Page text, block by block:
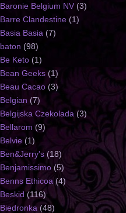
Baronie Belgium NV (3)
Barre Clandestine (1)
Basia Basia (7)
baton (98)
Be Keto (1)
Bean Geeks (1)
Beau Cacao (3)
Belgian (7)
Belgijska Czekolada (3)
Bellarom (9)
Belvie (1)
Ben&Jerry's (18)
Benjamissimo (5)
Benns Ethicoa (4)
Beskid (116)
Biedronka (48)